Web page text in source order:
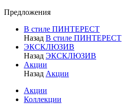
Предложения
В стиле ПИНТЕРЕСТ
Назад В стиле ПИНТЕРЕСТ
ЭКСКЛЮЗИВ
Назад ЭКСКЛЮЗИВ
Акции
Назад Акции
Акции
Коллекции